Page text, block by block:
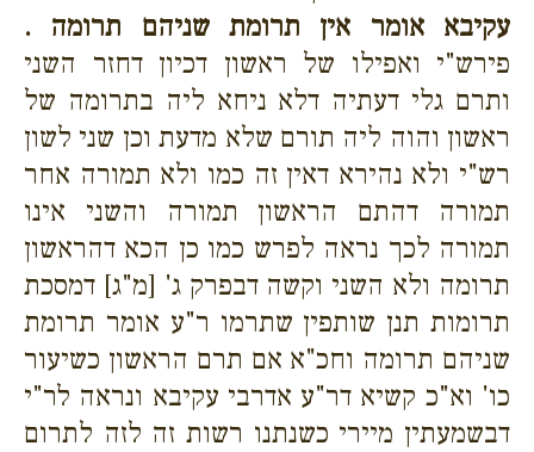
עקיבא אומר אין תרומת שניהם תרומה .
פירש"י ואפילו של ראשון דכיון דחזר השני
ותרם גלי דעתיה דלא ניחא ליה בתרומה של
ראשון והוה ליה תורם שלא מדעת וכן שני לשון
רש"י ולא נהירא דאין זה כמו ולא תמורה אחר
תמורה דהתם הראשון תמורה והשני אינו
תמורה לכך נראה לפרש כמו כן הכא דהראשון
תרומה ולא השני וקשה דבפרק ג' [מ"ג] דמסכת
תרומות תנן שותפין שתרמו ר"ע אומר תרומת
שניהם תרומה וחכ"א אם תרם הראשון כשיעור
כו' וא"כ קשיא דר"ע אדרבי עקיבא ונראה לר"י
דבשמעתין מיירי כשנתנו רשות זה לזה לתרום